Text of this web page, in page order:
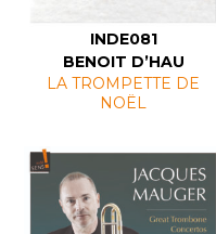
INDE081
BENOIT D’HAU
LA TROMPETTE DE
NOËL